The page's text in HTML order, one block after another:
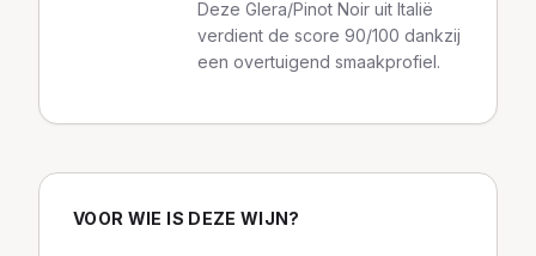
Deze Glera/Pinot Noir uit Italië
verdient de score 90/100 dankzij
een overtuigend smaakprofiel.
VOOR WIE IS DEZE WIJN?